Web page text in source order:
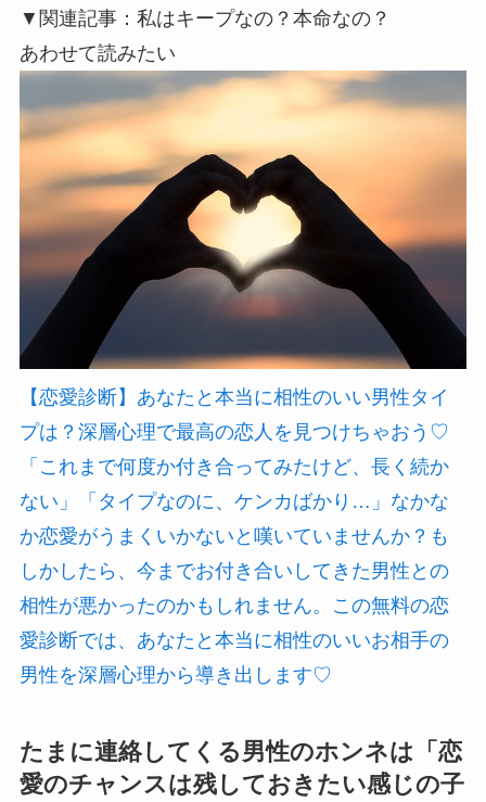
▼関連記事：私はキープなの？本命なの？
あわせて読みたい
【恋愛診断】あなたと本当に相性のいい男性タイ
プは？深層心理で最高の恋人を見つけちゃおう♡
「これまで何度か付き合ってみたけど、長く続か
ない」「タイプなのに、ケンカばかり…」なかな
か恋愛がうまくいかないと嘆いていませんか？も
しかしたら、今までお付き合いしてきた男性との
相性が悪かったのかもしれません。この無料の恋
愛診断では、あなたと本当に相性のいいお相手の
男性を深層心理から導き出します♡
たまに連絡してくる男性のホンネは「恋
愛のチャンスは残しておきたい感じの子